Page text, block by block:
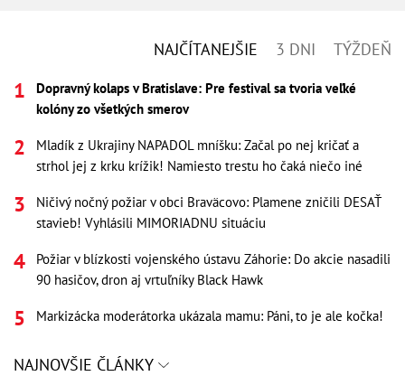
NAJČÍTANEJŠIE 3 DNI TÝŽDEŇ
Dopravný kolaps v Bratislave: Pre festival sa tvoria veľké
kolóny zo všetkých smerov
Mladík z Ukrajiny NAPADOL mníšku: Začal po nej kričať a
strhol jej z krku krížik! Namiesto trestu ho čaká niečo iné
Ničivý nočný požiar v obci Braväcovo: Plamene zničili DESAŤ
stavieb! Vyhlásili MIMORIADNU situáciu
Požiar v blízkosti vojenského ústavu Záhorie: Do akcie nasadili
90 hasičov, dron aj vrtuľníky Black Hawk
Markizácka moderátorka ukázala mamu: Páni, to je ale kočka!
NAJNOVŠIE ČLÁNKY